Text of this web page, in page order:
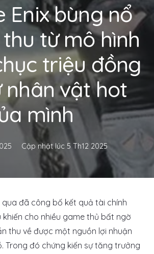
Enix bùng nổ
từ mô hình
triệu đồng
nhân vật hot
mình
Cập nhật lúc 5 Th12 2025
qua đã công bố kết quả tài chính
khiến cho nhiều game thủ bất ngờ
thu về được một nguồn lợi nhuận
Trong đó chứng kiến sự tăng trưởng